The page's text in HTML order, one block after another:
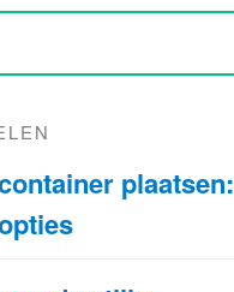
plaatsen: